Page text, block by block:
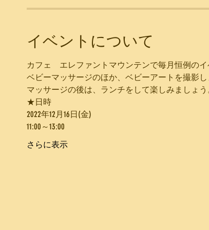
イベントについて
カフェ　エレファントマウンテンで毎月恒例の
ベビーマッサージのほか、ベビーアートを撮影し
マッサージの後は、ランチをして楽しみましょう
★日時
2022年12月16日(金)
11:00～13:00
さらに表示